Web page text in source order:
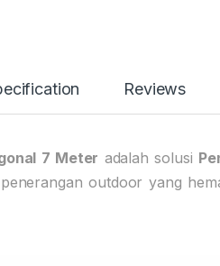
Reviews
7 Meter adalah solusi
outdoor yang